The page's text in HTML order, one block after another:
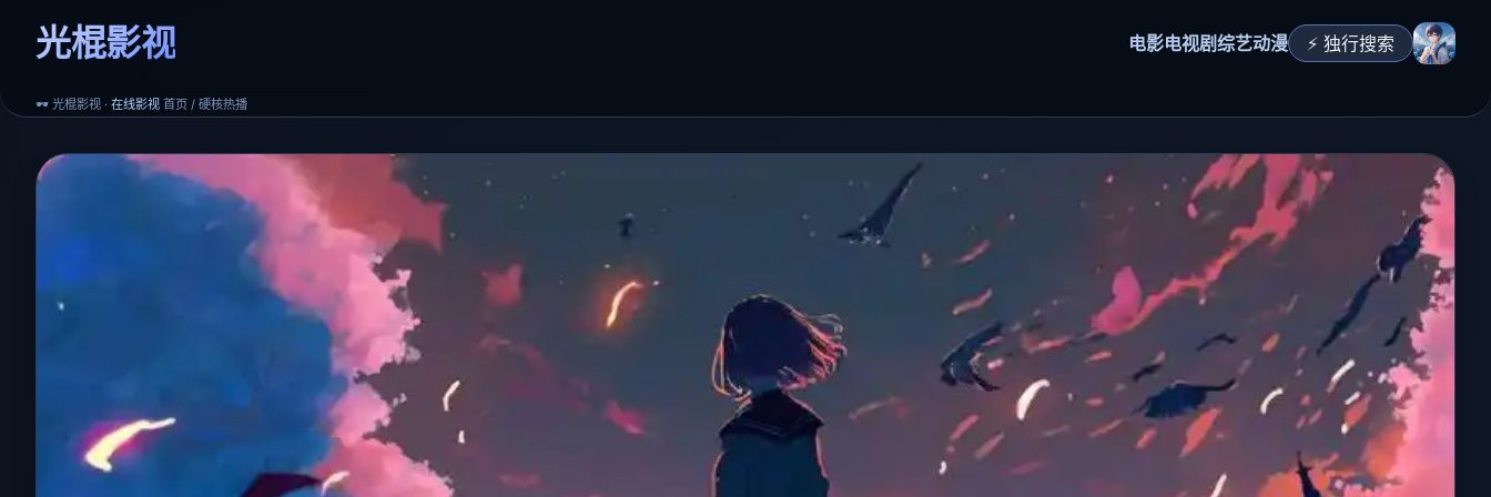
光棍影视 电影电视剧综艺动漫 ⚡ 独行搜索
🕶️ 光棍影视 · 在线影视 首页 / 硬核热播